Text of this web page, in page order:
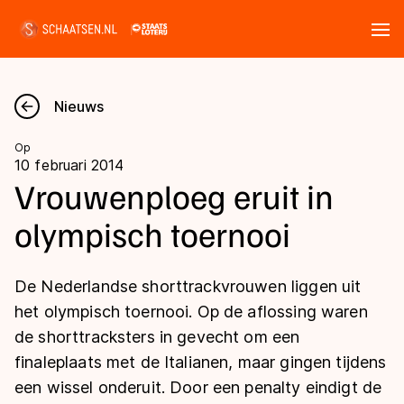
Nieuws
Kalender
Disciplines
Langebaan
Shorttrack
Inlineskaten
Uitslagen
Langebaan
Shorttrack
Marathon
Tijden & historie
Ranglijsten Langebaan
Nieuws
Op
10 februari 2014
Vrouwenploeg eruit in
olympisch toernooi
De Nederlandse shorttrackvrouwen liggen uit
het olympisch toernooi. Op de aflossing waren
de shorttracksters in gevecht om een
finaleplaats met de Italianen, maar gingen tijdens
een wissel onderuit. Door een penalty eindigt de